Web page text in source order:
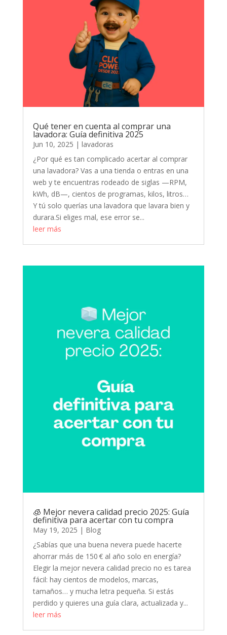
Qué tener en cuenta al comprar una
lavadora: Guía definitiva 2025
Jun 10, 2025 | lavadoras
¿Por qué es tan complicado acertar al comprar
una lavadora? Vas a una tienda o entras en una
web y te encuentras rodeado de siglas —RPM,
kWh, dB—, cientos de programas, kilos, litros…
Y tú solo querías una lavadora que lavara bien y
durara.Si eliges mal, ese error se...
leer más
🧊 Mejor nevera calidad precio 2025: Guía
definitiva para acertar con tu compra
May 19, 2025 | Blog
¿Sabías que una buena nevera puede hacerte
ahorrar más de 150 € al año solo en energía?
Elegir la mejor nevera calidad precio no es tarea
fácil: hay cientos de modelos, marcas,
tamaños… y mucha letra pequeña. Si estás
perdido y quieres una guía clara, actualizada y...
leer más